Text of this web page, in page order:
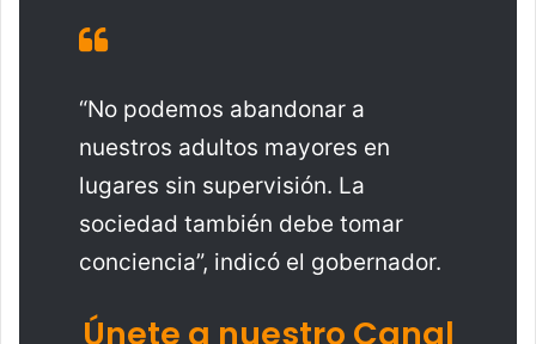
“No podemos abandonar a
nuestros adultos mayores en
lugares sin supervisión. La
sociedad también debe tomar
conciencia”, indicó el gobernador.
Únete a nuestro Canal